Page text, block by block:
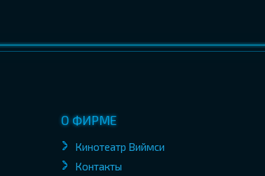
О ФИРМЕ
Кинотеатр Виймси
Контакты